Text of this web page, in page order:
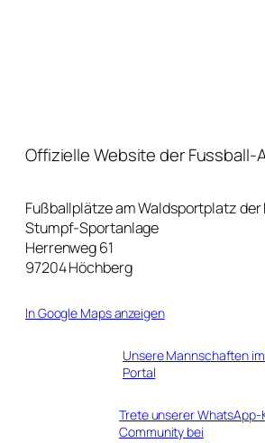
Offizielle Website der Fussball-
Fußballplätze am Waldsportplatz der
Stumpf-Sportanlage
Herrenweg 61
97204 Höchberg
In Google Maps anzeigen
Unsere Mannschaften im
Portal
Trete unserer
Community bei